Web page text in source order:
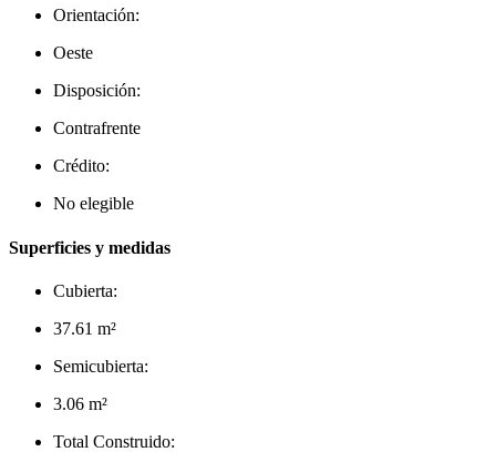
Orientación:
Oeste
Disposición:
Contrafrente
Crédito:
No elegible
Superficies y medidas
Cubierta:
37.61 m²
Semicubierta:
3.06 m²
Total Construido: